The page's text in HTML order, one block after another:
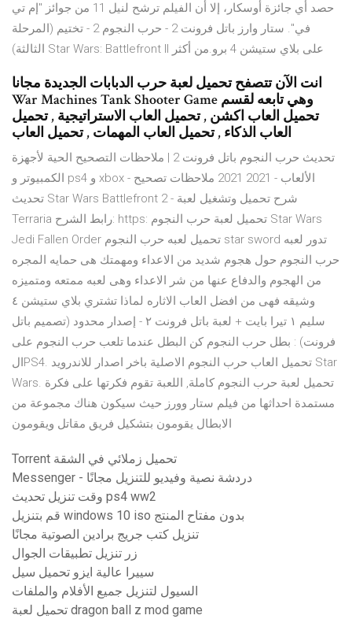
حصد أي جائزة أوسكار، إلا أن الفيلم ترشح لنيل 11 من جوائز "إم تي
في". ستار وارز باتل فرونت 2 - حرب النجوم 2 - تختيم (المرحلة
الثالثة) Star Wars: Battlefront II على بلاي ستيشن 4 برو.من أكثر
انت الآن تتصفح تحميل لعبة حرب الدبابات الجديدة مجانا
War Machines Tank Shooter Game وهي تابعه لقسم
تحميل العاب اكشن , تحميل العاب الاستراتيجية , تحميل
العاب الذكاء , تحميل العاب المهمات , تحميل العاب
تحديث حرب النجوم باتل فرونت 2 | ملاحظات التصحيح الحية لأجهزة
الكمبيوتر و ps4 و xbox - الألعاب - 2021 2021 ملاحظات تصحيح
تحديث Star Wars Battlefront 2 - شرح تحميل وتشغيل لعبة
Terraria رابط الشرح: https: تحميل لعبة حرب النجوم Star Wars
Jedi Fallen Order تحميل لعبه حرب النجوم star sword تدور لعبه
حرب النجوم حول هجوم شديد من الاعداء ومهمتك هى حمايه المجره
من الهجوم والدفاع عنها من شر الاعداء وهى لعبه ممتعه ومتميزه
وشيقه فهى من افضل العاب الاثاره لماذا تشتري بلاي ستيشن ٤
سليم ١ تيرا بايت + لعبة باتل فرونت ٢ - إصدار محدود (تصميم باتل
فرونت) : بطل حرب النجوم كن البطل عندما تلعب حرب النجوم على
الPS4. تحميل العاب حرب النجوم الاصلية باخر اصدار للاندرويد Star
Wars. تحميل لعبة حرب النجوم كاملة, اللعبة تقوم فكرتها على فكرة
مستمدة احداثها من فيلم ستار وورز حيث سيكون هناك مجموعة من
الابطال يقومون بتشكيل فريق مقاتل ويقومون
Torrent تحميل زملائي في الشقة
Messenger - دردشة نصية وفيديو للتنزيل مجانًا
وقت تنزيل تحديث ps4 ww2
قم بتنزيل windows 10 iso بدون مفتاح المنتج
تنزيل كتب جريج برادين الصوتية مجانًا
زر تنزيل تطبيقات الجوال
سييرا عالية ايزو تحميل سيل
السيول لتنزيل جميع الأفلام والملفات
تحميل لعبة dragon ball z mod game